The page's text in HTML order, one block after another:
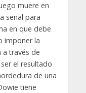
muere en
señal para
en que debe
imponer la
a través de
el resultado
de una
tiene